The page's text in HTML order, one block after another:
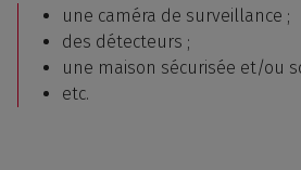
une caméra de surveillance ;
des détecteurs ;
une maison sécurisée et/ou
etc.